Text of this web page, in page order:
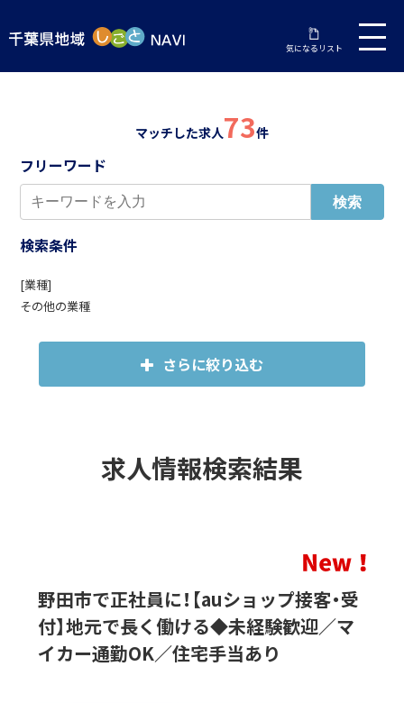
気になるリスト
マッチした求人73件
フリーワード
検索条件
[業種]
その他の業種
さらに絞り込む
求人情報検索結果
野田市で正社員に！【auショップ接客・受
付】地元で長く働ける◆未経験歓迎／マ
イカー通勤OK／住宅手当あり